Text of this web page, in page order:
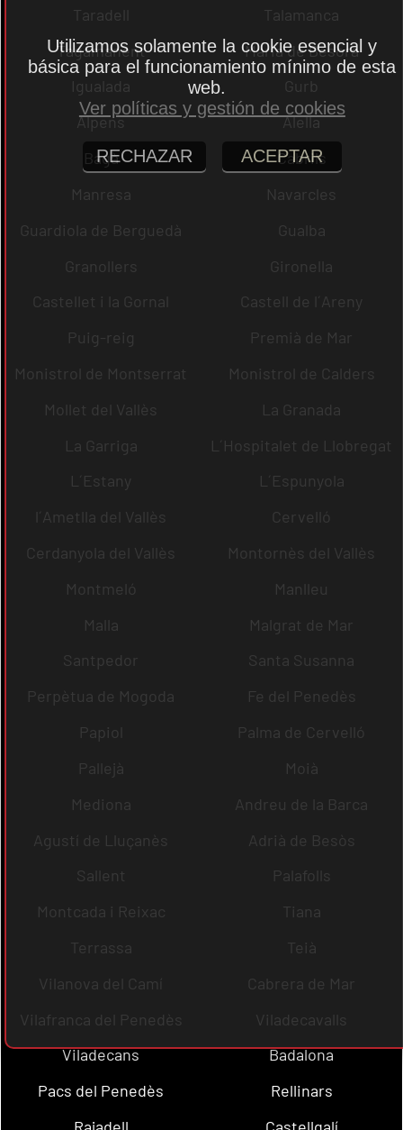
Taradell
Talamanca
Tagamanent
Maria de Besora
Igualada
Gurb
Alpens
Alella
Bagà
Cabrils
Manresa
Navarcles
Guardiola de Berguedà
Gualba
Granollers
Gironella
Castellet i la Gornal
Castell de l´Areny
Puig-reig
Premià de Mar
Monistrol de Montserrat
Monistrol de Calders
Mollet del Vallès
La Granada
La Garriga
L´Hospitalet de Llobregat
L´Estany
L´Espunyola
l´Ametlla del Vallès
Cervelló
Cerdanyola del Vallès
Montornès del Vallès
Montmeló
Manlleu
Malla
Malgrat de Mar
Santpedor
Santa Susanna
Perpètua de Mogoda
Fe del Penedès
Papiol
Palma de Cervelló
Pallejà
Moià
Mediona
Andreu de la Barca
Agustí de Lluçanès
Adrià de Besòs
Sallent
Palafolls
Montcada i Reixac
Tiana
Terrassa
Teià
Vilanova del Camí
Cabrera de Mar
Vilafranca del Penedès
Viladecavalls
Viladecans
Badalona
Pacs del Penedès
Rellinars
Utilizamos solamente la cookie esencial y
básica para el funcionamiento mínimo de esta
web.
Ver políticas y gestión de cookies
RECHAZAR ACEPTAR